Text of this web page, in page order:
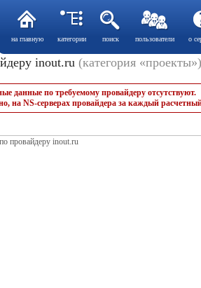
на главную категории поиск пользователи о
inout.ru (категория «проекты»)
данные по требуемому провайдеру отсутствуют.
на NS-серверах провайдера за каждый